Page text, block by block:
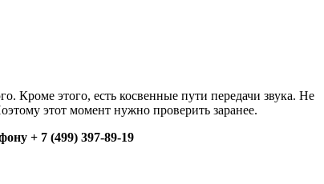
Кроме этого, есть косвенные пути передачи звука. Не
этот момент нужно проверить заранее.
+ 7 (499) 397-89-19